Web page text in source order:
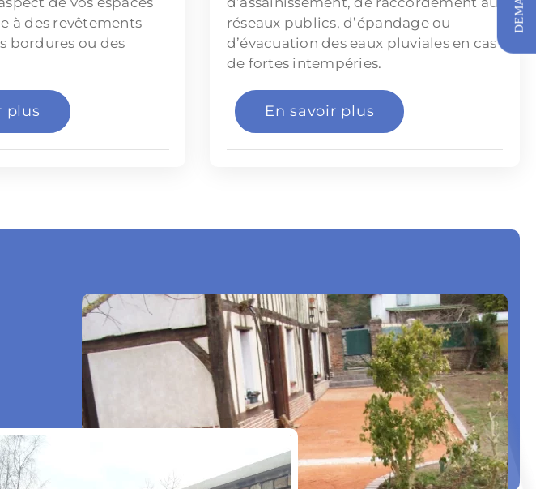
à des revêtements
bordures ou des
plus
réseaux publics, d’épandage ou
d’évacuation des eaux pluviales en cas
de fortes intempéries.
En savoir plus